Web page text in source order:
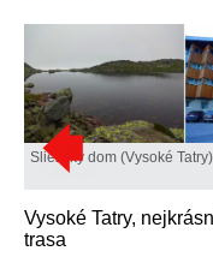
Sliezský dom (Vysoké
Vysoké Tatry,
trasa